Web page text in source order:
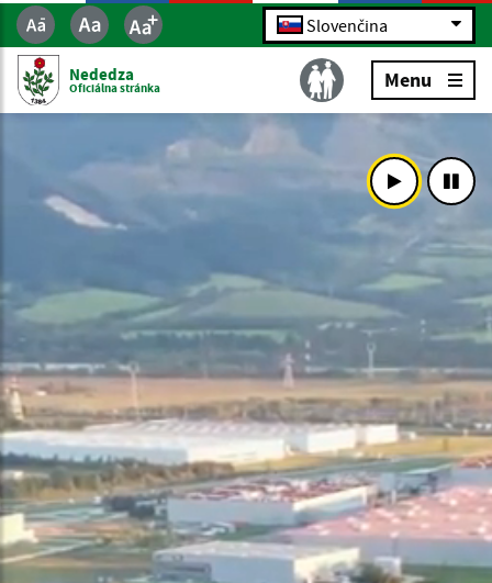
Slovenčina
Nededza
Oficiálna stránka Menu